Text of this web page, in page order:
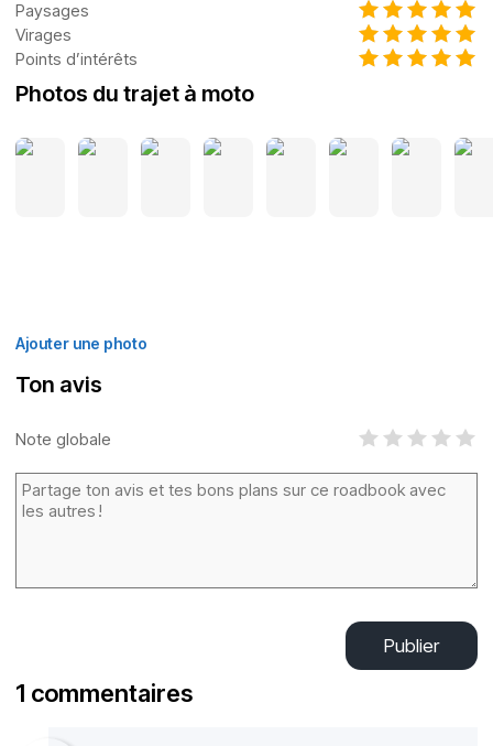
Paysages
Virages
Points d’intérêts
Photos du trajet à moto
Ajouter une photo
Ton avis
Note globale
Publier
1 commentaires